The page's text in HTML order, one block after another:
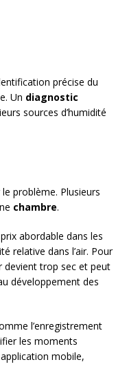
précise du
Un diagnostic
sources d’humidité
problème. Plusieurs
chambre.
abordable dans les
relative dans l’air. Pour
devient trop sec et peut
développement des
l’enregistrement
les moments
mobile,